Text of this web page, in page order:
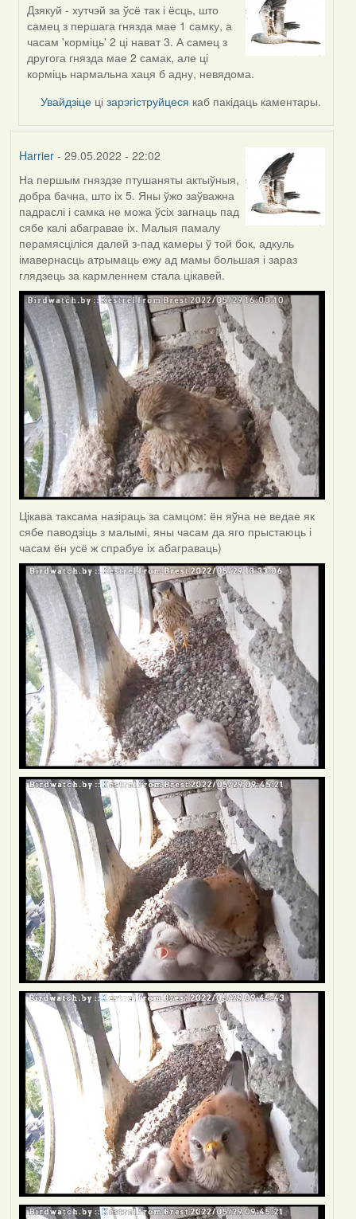
In
reply
to
by
ZNR
Дзякуй - хутчэй за ўсё так і ёсць, што
самец з першага гнязда мае 1 самку, а
часам 'корміць' 2 ці нават 3. А самец з
другога гнязда мае 2 самак, але ці
корміць нармальна хаця б адну, невядома.
Увайдзіце цізарэгіструйцеся каб пакідаць каментары.
Harrier- 29.05.2022 - 22:02
На першым гняздзе птушаняты актыўныя,
добра бачна, што іх 5. Яны ўжо заўважна
падраслі і самка не можа ўсіх загнаць пад
сябе калі абагравае іх. Малыя памалу
перамясціліся далей з-пад камеры ў той бок, адкуль
імавернасць атрымаць ежу ад мамы большая і зараз
глядзець за кармленнем стала цікавей.
Цікава таксама назіраць за самцом: ён яўна не ведае як
сябе паводзіць з малымі, яны часам да яго прыстаюць і
часам ён усё ж спрабуе іх абаграваць)